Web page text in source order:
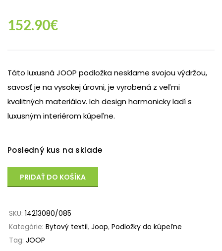
152.90€
Táto luxusná JOOP podložka nesklame svojou výdržou,
savosť je na vysokej úrovni, je vyrobená z veľmi
kvalitných materiálov. Ich design harmonicky ladí s
luxusným interiérom kúpeľne.
Posledný kus na sklade
PRIDAŤ DO KOŠÍKA
SKU: 14213080/085
Kategórie: Bytový textil, Joop, Podložky do kúpeľne
Tag: JOOP